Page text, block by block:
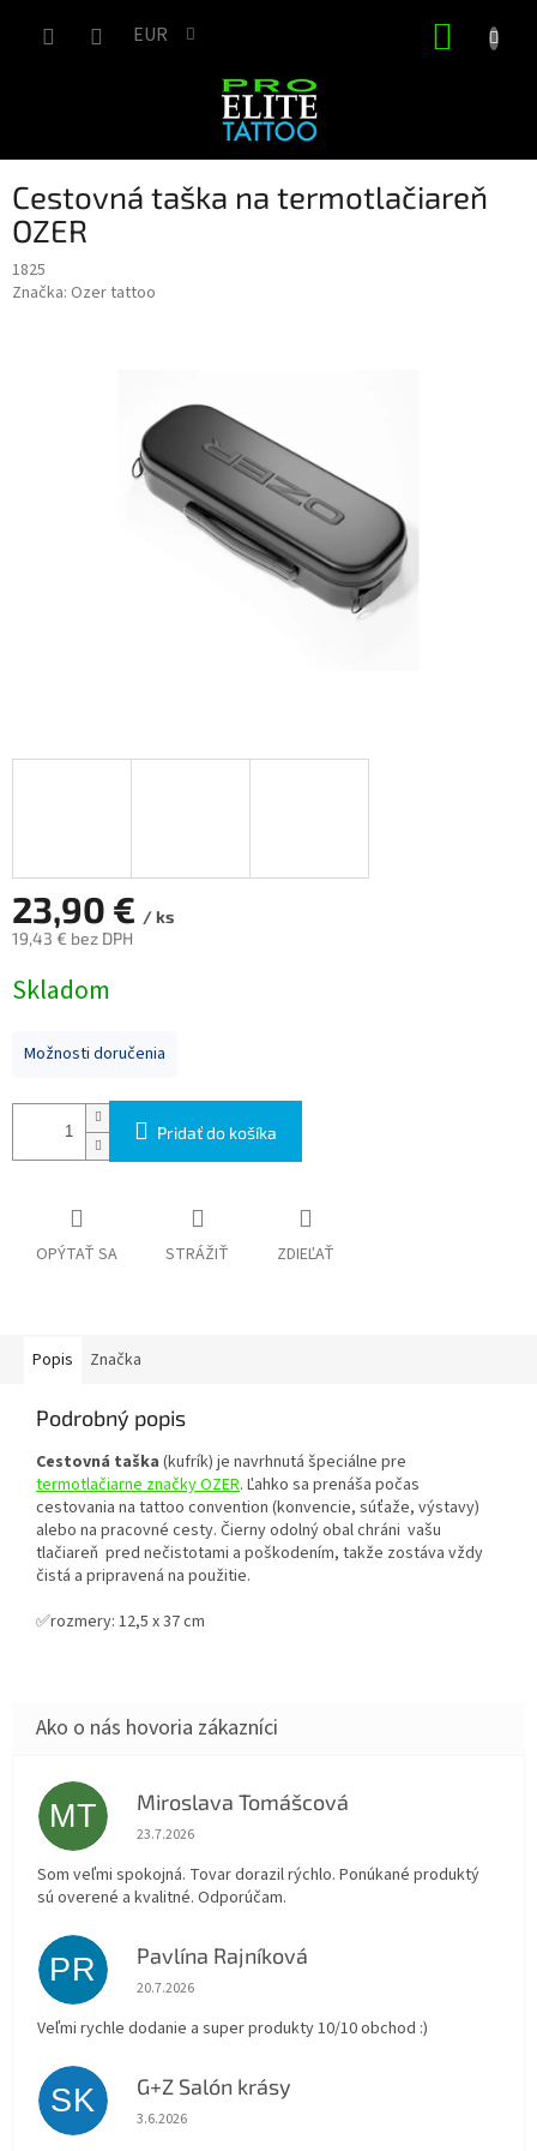
EUR
Cestovná taška na termotlačiareň
OZER
1825
Značka: Ozer tattoo
23,90 € / ks
19,43 € bez DPH
cena:
Skladom
Možnosti doručenia
Pridať do košíka
OPÝTAŤ SA STRÁŽIŤ ZDIEĽAŤ
Popis Značka
Podrobný popis
Cestovná taška (kufrík) je navrhnutá špeciálne pre
termotlačiarne značky OZER. Ľahko sa prenáša počas
cestovania na tattoo convention (konvencie, súťaže, výstavy)
alebo na pracovné cesty. Čierny odolný obal chráni vašu
tlačiareň pred nečistotami a poškodením, takže zostáva vždy
čistá a pripravená na použitie.
✅rozmery: 12,5 x 37 cm
MT Miroslava Tomášcová
Hodnotenie obchodu je 5 z 5 hviezdičiek.
23.7.2026
Som veľmi spokojná. Tovar dorazil rýchlo. Ponúkané produktý
sú overené a kvalitné. Odporúčam.
PR Pavlína Rajníková
Hodnotenie obchodu je 5 z 5 hviezdičiek.
20.7.2026
Veľmi rychle dodanie a super produkty 10/10 obchod :)
SK G+Z Salón krásy
Hodnotenie obchodu je 5 z 5 hviezdičiek.
3.6.2026